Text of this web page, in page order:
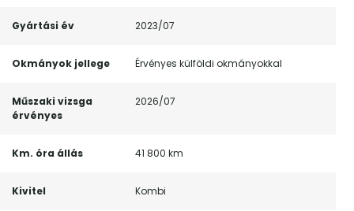
Gyártási év 2023/07
Okmányok jellege Érvényes külföldi okmányokkal
Műszaki vizsga
érvényes
2026/07
Km. óra állás 41 800 km
Kivitel Kombi